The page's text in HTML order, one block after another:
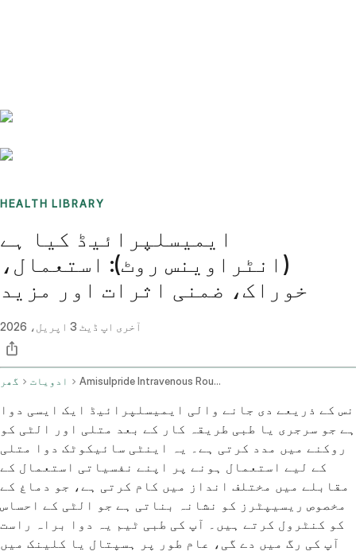
HEALTH LIBRARY
ایمیسلپرائیڈ کیا ہے
(انٹراوینس روٹ): استعمال،
خوراک، ضمنی اثرات اور مزید
آخری اپ ڈیٹ 3 اپریل، 2026
گھر ادویات Amisulpride Intravenous Route
نس کے ذریعے دی جانے والی ایمیسلپرائیڈ ایک ایسی دوا
ہے جو سرجری یا طبی طریقہ کار کے بعد متلی اور الٹی کو
روکنے میں مدد کرتی ہے۔ یہ اینٹی سائیکوٹک دوا متلی
کے لیے استعمال ہونے پر اپنے نفسیاتی استعمال کے
مقابلے میں مختلف انداز میں کام کرتی ہے، جو دماغ کے
مخصوص ریسیپٹرز کو نشانہ بناتی ہے جو الٹی کے احساس
کو کنٹرول کرتے ہیں۔ آپ کی طبی ٹیم یہ دوا براہ راست
آپ کی رگ میں دے گی، عام طور پر ہسپتال یا کلینک میں